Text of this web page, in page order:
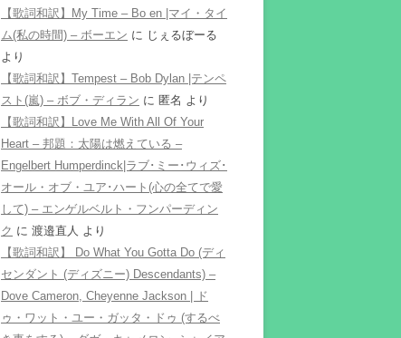
【歌詞和訳】My Time – Bo en |マイ・タイ
ム(私の時間) – ボーエン に じぇるぼーる
より
【歌詞和訳】Tempest – Bob Dylan |テンペ
スト(嵐) – ボブ・ディラン に 匿名 より
【歌詞和訳】Love Me With All Of Your
Heart – 邦題：太陽は燃えている –
Engelbert Humperdinck|ラブ･ミー･ウィズ･
オール・オブ・ユア･ハート(心の全てで愛
して) – エンゲルベルト・フンパーディン
ク に 渡邉直人 より
【歌詞和訳】 Do What You Gotta Do (ディ
センダント (ディズニー) Descendants) –
Dove Cameron, Cheyenne Jackson | ド
ゥ・ワット・ユー・ガッタ・ドゥ (するべ